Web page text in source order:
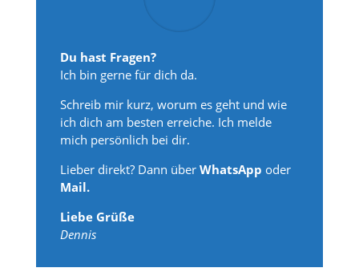
Du hast Fragen?
Ich bin gerne für dich da.
Schreib mir kurz, worum es geht und wie
ich dich am besten erreiche. Ich melde
mich persönlich bei dir.
Lieber direkt? Dann überWhatsApp oder
Mail.
Liebe Grüße
Dennis